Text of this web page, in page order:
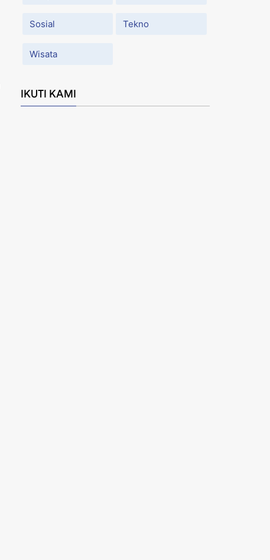
Sosial Tekno
Wisata
IKUTI KAMI